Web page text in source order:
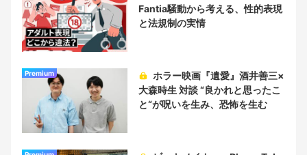
Fantia騒動から考える、性的表現
と法規制の実情
Premium
大森時生 対談 “良かれと思ったこ
と“が呪いを生み、恐怖を生む